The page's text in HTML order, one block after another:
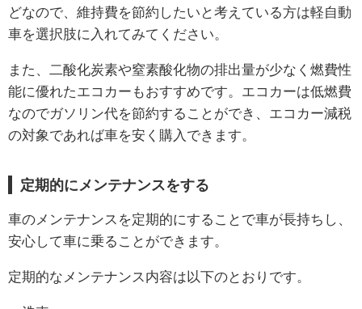
どなので、維持費を節約したいと考えている方は軽自動
車を選択肢に入れてみてください。
また、二酸化炭素や窒素酸化物の排出量が少なく燃費性
能に優れたエコカーもおすすめです。エコカーは低燃費
なのでガソリン代を節約することができ、エコカー減税
の対象であれば車を安く購入できます。
定期的にメンテナンスをする
車のメンテナンスを定期的にすることで車が長持ちし、
安心して車に乗ることができます。
定期的なメンテナンス内容は以下のとおりです。